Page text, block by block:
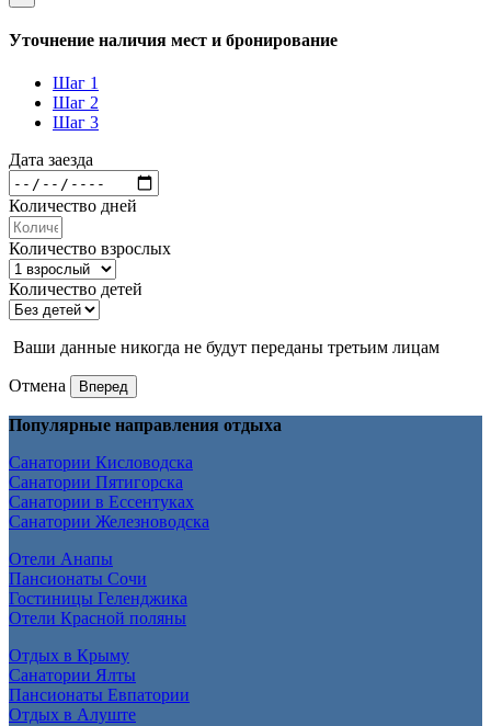
Уточнение наличия мест и бронирование
Шаг 1
Шаг 2
Шаг 3
Дата заезда
Количество дней
Количество взрослых
Количество детей
Ваши данные никогда не будут переданы третьим лицам
Отмена Вперед
Популярные направления отдыха
Санатории Кисловодска
Санатории Пятигорска
Санатории в Ессентуках
Санатории Железноводска
Отели Анапы
Пансионаты Сочи
Гостиницы Геленджика
Отели Красной поляны
Отдых в Крыму
Санатории Ялты
Пансионаты Евпатории
Отдых в Алуште